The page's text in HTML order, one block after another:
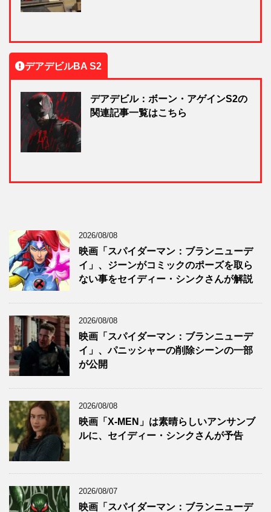
デアデビルBA S2
デアデビル：ボーン・アゲインS2の
関連記事一覧はこちら
2026/08/08
映画「スパイダーマン：ブランニューデ
イ」、ジーンがコミックのポーズを取ら
ない事をセイディー・シンクさんが解説
2026/08/08
映画「スパイダーマン：ブランニューデ
イ」、パニッシャーの削除シーンの一部
が公開
2026/08/08
映画「X-MEN」は素晴らしいアンサンブ
ルに、セイディー・シンクさんが予告
2026/08/07
映画「スパイダーマン：ブランニューデ